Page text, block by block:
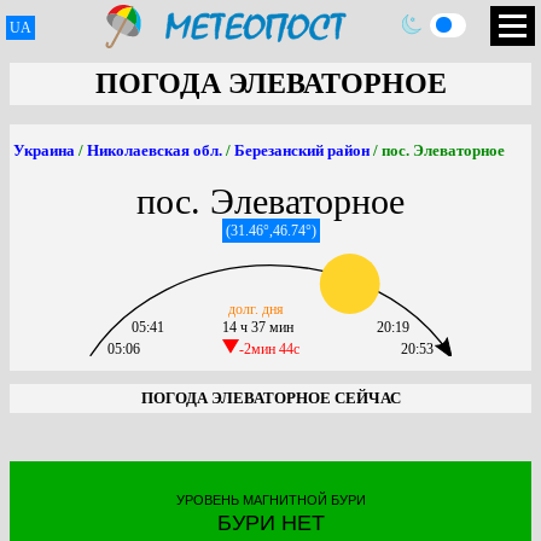
UA
ПОГОДА ЭЛЕВАТОРНОЕ
Украина / Николаевская обл. / Березанский район / пос. Элеваторное
пос. Элеваторное
(31.46°,46.74°)
05:06
05:41
14 ч 37 мин
-2мин 44c
долг. дня
20:53
20:19
ПОГОДА ЭЛЕВАТОРНОЕ СЕЙЧАС
УРОВЕНЬ МАГНИТНОЙ БУРИ
БУРИ НЕТ